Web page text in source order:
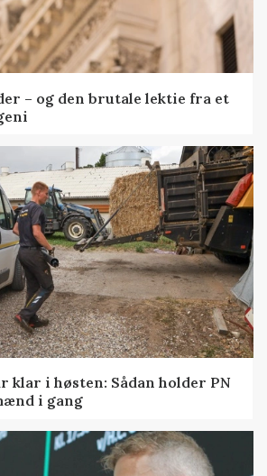
– og den brutale lektie fra et
klar i høsten: Sådan holder PN
i gang